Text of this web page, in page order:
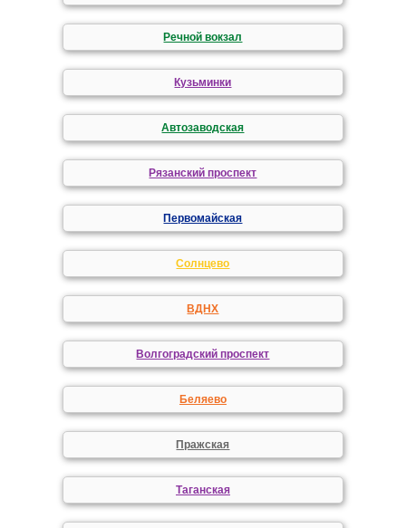
Речной вокзал
Кузьминки
Автозаводская
Рязанский проспект
Первомайская
Солнцево
ВДНХ
Волгоградский проспект
Беляево
Пражская
Таганская